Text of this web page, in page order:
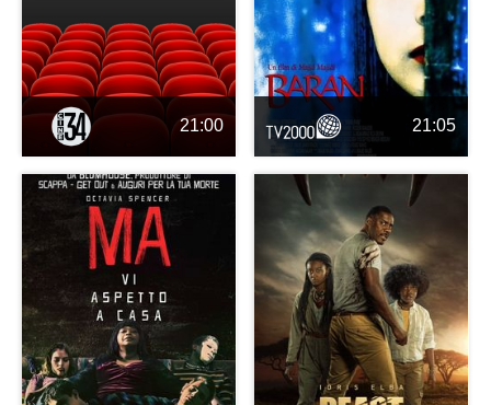
21:00 21:05